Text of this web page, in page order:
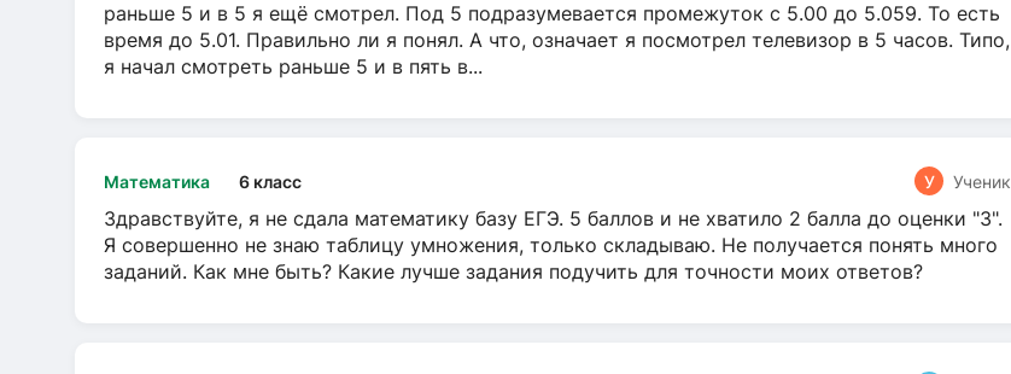
раньше 5 и в 5 я ещё смотрел. Под 5 подразумевается промежуток с 5.00 до 5.059. То есть
время до 5.01. Правильно ли я понял. А что, означает я посмотрел телевизор в 5 часов. Типо,
я начал смотреть раньше 5 и в пять в...
Математика 6 класс У Ученик
Здравствуйте, я не сдала математику базу ЕГЭ. 5 баллов и не хватило 2 балла до оценки "3".
Я совершенно не знаю таблицу умножения, только складываю. Не получается понять много
заданий. Как мне быть? Какие лучше задания подучить для точности моих ответов?